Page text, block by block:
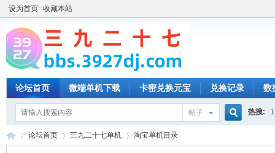
设为首页 收藏本站
论坛首页 微端单机下载 卡密兑换元宝 兑换记录 数
帖子 热搜:
论坛首页 三九二十七单机 淘宝单机目录